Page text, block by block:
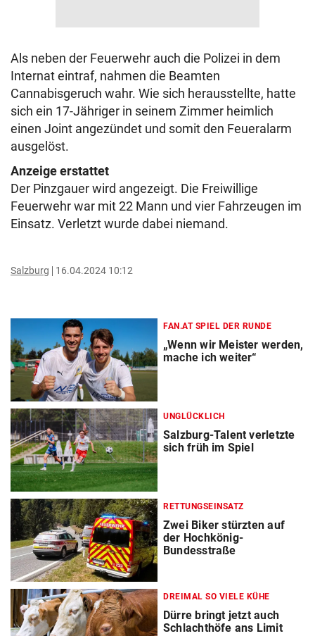
Als neben der Feuerwehr auch die Polizei in dem
Internat eintraf, nahmen die Beamten
Cannabisgeruch wahr. Wie sich herausstellte, hatte
sich ein 17-Jähriger in seinem Zimmer heimlich
einen Joint angezündet und somit den Feueralarm
ausgelöst.
Anzeige erstattet
Der Pinzgauer wird angezeigt. Die Freiwillige
Feuerwehr war mit 22 Mann und vier Fahrzeugen im
Einsatz. Verletzt wurde dabei niemand.
Salzburg 16.04.2024 10:12
FAN.AT SPIEL DER RUNDE
„Wenn wir Meister werden,
mache ich weiter“
UNGLÜCKLICH
Salzburg-Talent verletzte
sich früh im Spiel
RETTUNGSEINSATZ
Zwei Biker stürzten auf
der Hochkönig-
Bundesstraße
DREIMAL SO VIELE KÜHE
Dürre bringt jetzt auch
Schlachthöfe ans Limit